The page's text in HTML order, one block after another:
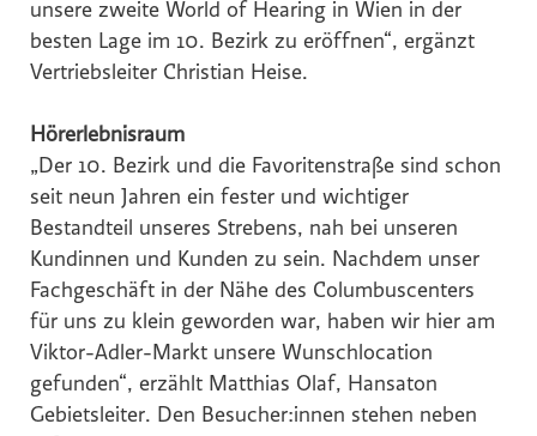
Eccovia
Dreep
Sinnmacher
TRINERGY
Global Sustainability Ski Alliance
International Student House (in's)
Windkraft Simonsfeld AG
Schmittenhöhebahn AG
Internationaler Skiareatest GmbH
unsere zweite World of Hearing in Wien in der
besten Lage im 10. Bezirk zu eröffnen“, ergänzt
Vertriebsleiter Christian Heise.
Hörerlebnisraum
„Der 10. Bezirk und die Favoritenstraße sind schon
seit neun Jahren ein fester und wichtiger
Bestandteil unseres Strebens, nah bei unseren
Kundinnen und Kunden zu sein. Nachdem unser
Fachgeschäft in der Nähe des Columbuscenters
für uns zu klein geworden war, haben wir hier am
Viktor-Adler-Markt unsere Wunschlocation
gefunden“, erzählt Matthias Olaf, Hansaton
Gebietsleiter. Den Besucher:innen stehen neben